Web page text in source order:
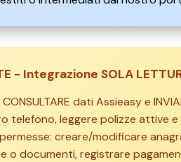
- Integrazione SOLA
dati Assieasy e
telefono, leggere polizze attive
creare/modificare
o documenti, registrare